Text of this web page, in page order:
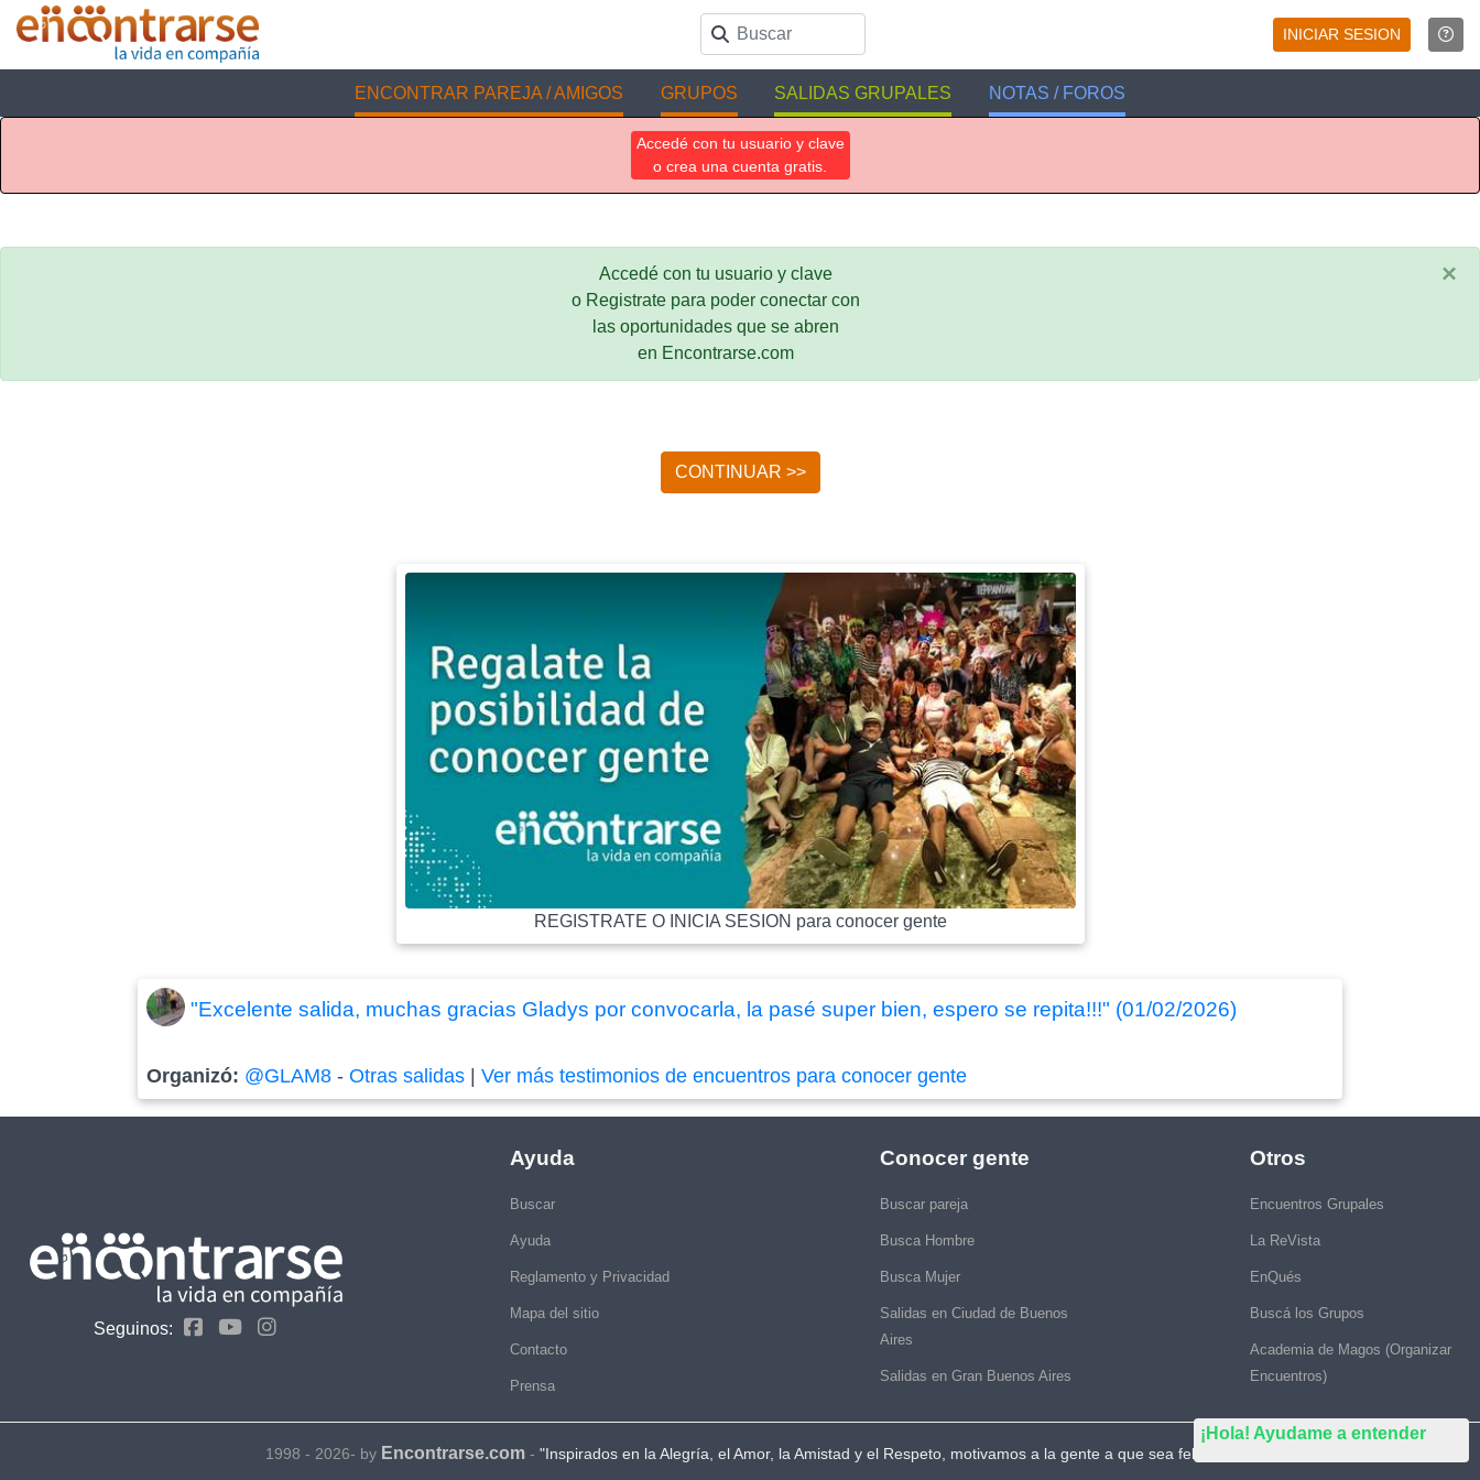
INICIAR SESION
ENCONTRAR PAREJA / AMIGOS GRUPOS SALIDAS GRUPALES NOTAS / FOROS
¡Hola! Ayudame a entender
Accedé con tu usuario y clave
o crea una cuenta gratis.
Accedé con tu usuario y clave
o Registrate para poder conectar con
las oportunidades que se abren
en Encontrarse.com
×
CONTINUAR >>
REGISTRATE O INICIA SESION para conocer gente
"Excelente salida, muchas gracias Gladys por convocarla, la pasé super bien, espero se repita!!!" (01/02/2026)
Organizó: @GLAM8 -Otras salidas |Ver más testimonios de encuentros para conocer gente
Seguinos:
Ayuda
Buscar
Ayuda
Reglamento y Privacidad
Mapa del sitio
Contacto
Prensa
Conocer gente
Buscar pareja
Busca Hombre
Busca Mujer
Salidas en Ciudad de Buenos
Aires
Salidas en Gran Buenos Aires
Otros
Encuentros Grupales
La ReVista
EnQués
Buscá los Grupos
Academia de Magos (Organizar
Encuentros)
1998 - 2026- by Encontrarse.com- "Inspirados en la Alegría, el Amor, la Amistad y el Respeto, motivamos a la gente a que sea feliz."